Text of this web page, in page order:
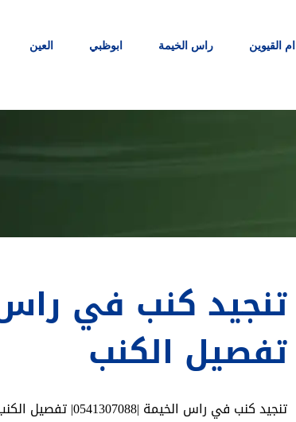
ام القيوين راس الخيمة ابوظبي العين
تفصيل الكنب
تنجيد كنب في راس الخيمة |0541307088| تفصيل الكنب لدينا افضل تنجيد كنب في راس الخيمة